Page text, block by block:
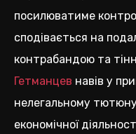
посилюватиме
сподівається на
контрабандою та
Гетманцев навів у
нелегальному
економічної